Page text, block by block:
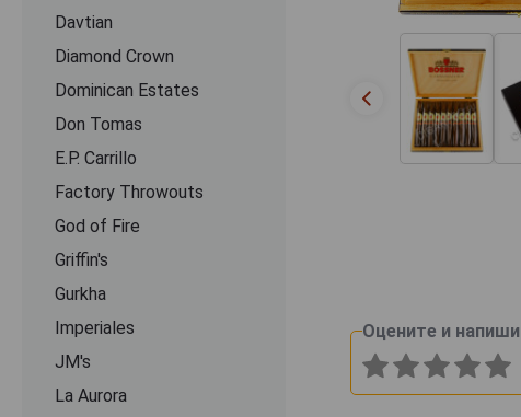
Davtian
Diamond Crown
Dominican Estates
Don Tomas
E.P. Carrillo
Factory Throwouts
God of Fire
Griffin's
Gurkha
Imperiales
JM's
La Aurora
Оцените и